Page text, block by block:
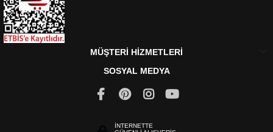
MÜŞTERİ HİZMETLERİ
SOSYAL MEDYA
İNTERNETTE